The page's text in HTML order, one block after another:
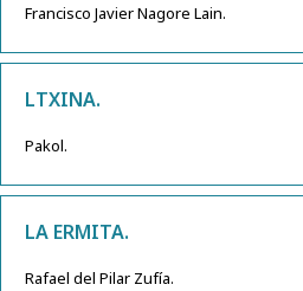
Francisco Javier Nagore Lain.
LTXINA.
Pakol.
LA ERMITA.
Rafael del Pilar Zufía.